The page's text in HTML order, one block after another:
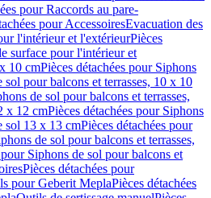
pour Raccords au pare-
pour AccessoiresEvacuation des
l'intérieur et l'extérieurPièces
surface pour l'intérieur et
10 cmPièces détachées pour Siphons
sol pour balcons et terrasses, 10 x 10
de sol pour balcons et terrasses,
x 12 cmPièces détachées pour Siphons
sol 13 x 13 cmPièces détachées pour
de sol pour balcons et terrasses,
Siphons de sol pour balcons et
Pièces détachées pour
pour Geberit MeplaPièces détachées